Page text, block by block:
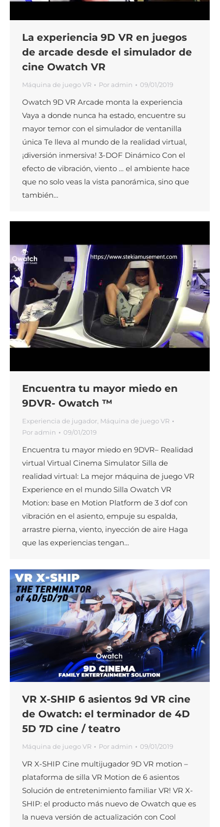
La experiencia 9D VR en juegos
de arcade desde el simulador de
cine Owatch VR
Máquina de juego VR Por admin 09/01/2019
Owatch 9D VR Arcade monta la experiencia
Vaya a donde nunca ha estado, encuentre su
mayor temor con el simulador de ventanilla
única Te lleva al mundo de la realidad virtual,
¡diversión inmersiva! 3-DOF Dinámico Con el
efecto de vibración, viento … el ambiente hace
que no solo veas la vista panorámica, sino que
también…
Encuentra tu mayor miedo en
9DVR- Owatch ™
Experiencia de jugador, Máquina de juego VR
Por admin 09/01/2019
Encuentra tu mayor miedo en 9DVR– Realidad
virtual Virtual Cinema Simulator Silla de
realidad virtual: La mejor máquina de juego VR
Experience en el mundo Silla Owatch VR
Motion: base en Motion Platform de 3 dof con
vibración en el asiento, empuje su espalda,
arrastre pierna, viento, inyección de aire Haga
que las experiencias tengan…
VR X-SHIP 6 asientos 9d VR cine
de Owatch: el terminador de 4D
5D 7D cine / teatro
Máquina de juego VR Por admin 09/01/2019
VR X-SHIP Cine multijugador 9D VR motion –
plataforma de silla VR Motion de 6 asientos
Solución de entretenimiento familiar VR! VR X-
SHIP: el producto más nuevo de Owatch que es
la nueva versión de actualización con Cool